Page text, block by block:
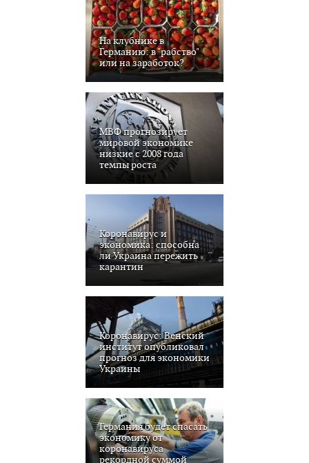
На клубнике в
Германию: в "рабство"
или на заработок?
МВФ прогнозирует
мировой экономике
низкие с 2008 года
темпы роста
Коронавирус и
экономика: способна
ли Украина пережить
карантин
Коронавирус: Венский
институт опубликовал
прогноз для экономики
Украины
Германия будет спасать
экономику от
коронавируса
рекордной суммой